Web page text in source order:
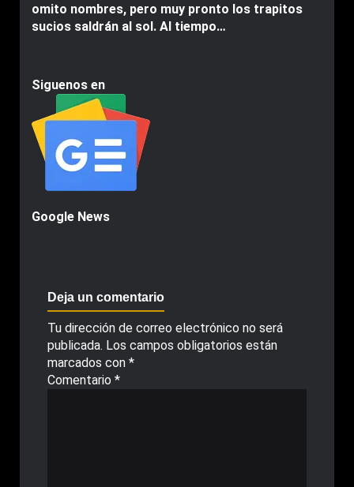
omito nombres, pero muy pronto los trapitos
sucios saldrán al sol. Al tiempo…
Siguenos en
Google News
Deja un comentario
Tu dirección de correo electrónico no será
publicada. Los campos obligatorios están
marcados con *
Comentario *